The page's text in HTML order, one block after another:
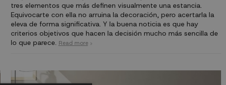
tres elementos que más definen visualmente una estancia.
Equivocarte con ella no arruina la decoración, pero acertarla la
eleva de forma significativa. Y la buena noticia es que hay
criterios objetivos que hacen la decisión mucho más sencilla de
lo que parece. Read more